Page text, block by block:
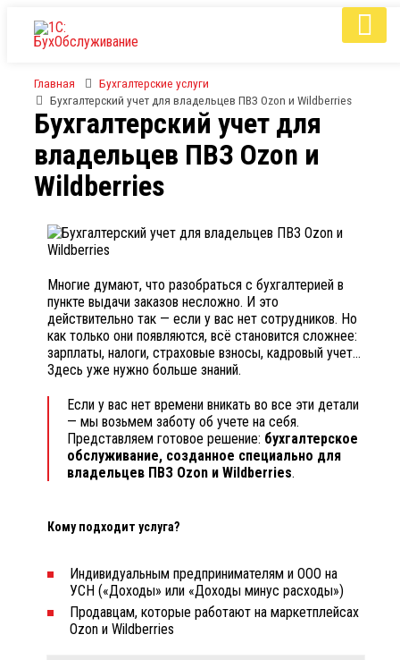
Главная
Бухгалтерские услуги
Бухгалтерский учет для владельцев ПВЗ Ozon и Wildberries
Бухгалтерский учет для
владельцев ПВЗ Ozon и
Wildberries
Многие думают, что разобраться с бухгалтерией в
пункте выдачи заказов несложно. И это
действительно так — если у вас нет сотрудников. Но
как только они появляются, всё становится сложнее:
зарплаты, налоги, страховые взносы, кадровый учет…
Здесь уже нужно больше знаний.
Если у вас нет времени вникать во все эти детали
— мы возьмем заботу об учете на себя.
Представляем готовое решение: бухгалтерское
обслуживание, созданное специально для
владельцев ПВЗ Ozon и Wildberries.
Кому подходит услуга?
Индивидуальным предпринимателям и ООО на
УСН («Доходы» или «Доходы минус расходы»)
Продавцам, которые работают на маркетплейсах
Ozon и Wildberries